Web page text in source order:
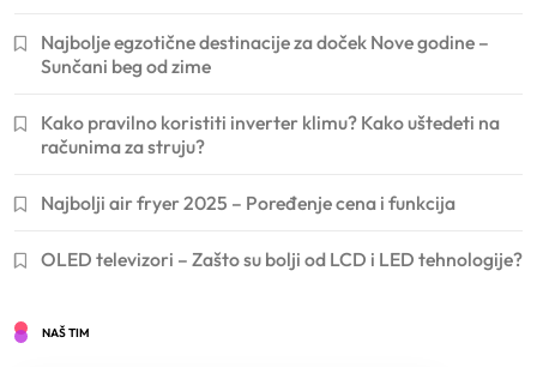
Najbolje egzotične destinacije za doček Nove godine –
Sunčani beg od zime
Kako pravilno koristiti inverter klimu? Kako uštedeti na
računima za struju?
Najbolji air fryer 2025 – Poređenje cena i funkcija
OLED televizori – Zašto su bolji od LCD i LED tehnologije?
NAŠ TIM